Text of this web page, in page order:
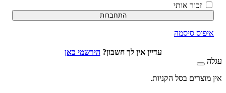
זכור אותי
התחברות
סיסמה
עדיין אין לך חשבון?הירשמי כאן
בסל הקניות.